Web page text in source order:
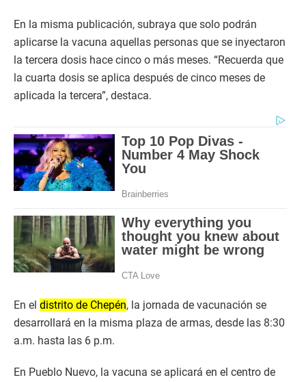
En la misma publicación, subraya que solo podrán
aplicarse la vacuna aquellas personas que se inyectaron
la tercera dosis hace cinco o más meses. “Recuerda que
la cuarta dosis se aplica después de cinco meses de
aplicada la tercera”, destaca.
En el distrito de Chepén, la jornada de vacunación se
desarrollará en la misma plaza de armas, desde las 8:30
a.m. hasta las 6 p.m.
En Pueblo Nuevo, la vacuna se aplicará en el centro de